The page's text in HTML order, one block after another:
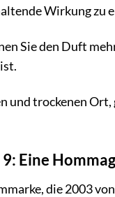
Wirkung zu
Sie den Duft
und trockenen
Eine
die 2003